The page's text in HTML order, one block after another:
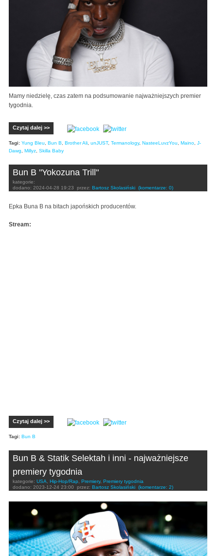
Mamy niedzielę, czas zatem na podsumowanie najważniejszych premier
tygodnia.
Czytaj dalej >>
Tagi: Yung Bleu Bun B Brother Ali unJUST, Termanology, NasteeLuvzYou Maino J-
Dawg
Millyz Skilla Baby
Bun B "Yokozuna Trill"
kategorie:
dodano: 2024-04-28 19:23 przez: Bartosz Skolasiński (komentarze: 0)
Epka Buna B na bitach japońskich producentów.
Stream:
Czytaj dalej >>
Tagi: Bun B
Bun B & Statik Selektah i inni - najważniejsze
premiery tygodnia
kategorie: USA Hip-Hop/Rap Premiery, Premiery tygodnia
dodano: 2023-12-24 23:00 przez: Bartosz Skolasiński (komentarze: 2)